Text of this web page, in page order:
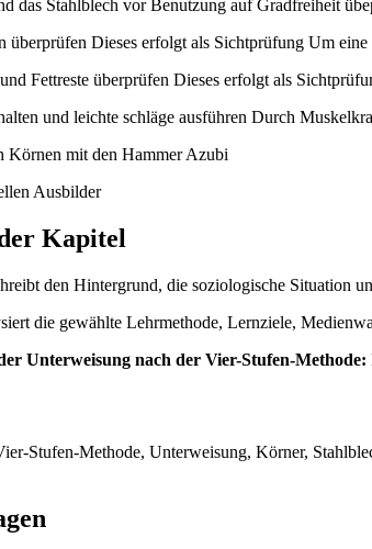
das Stahlblech vor Benutzung auf Gradfreiheit
überprüfen Dieses erfolgt als Sichtprüfung Um
Fettreste überprüfen Dieses erfolgt als
und leichte schläge ausführen Durch
Körnen mit den Hammer Azubi
Ausbilder
Kapitel
den Hintergrund, die soziologische Situation
die gewählte Lehrmethode, Lernziele,
Unterweisung nach der Vier-Stufen-Methode:
Stufen-Methode, Unterweisung, Körner,